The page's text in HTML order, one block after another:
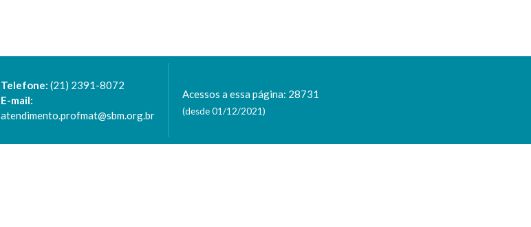
Telefone: (21) 2391-8072
E-mail:
atendimento.profmat@sbm.org.br
Acessos a essa página: 28731
(desde 01/12/2021)